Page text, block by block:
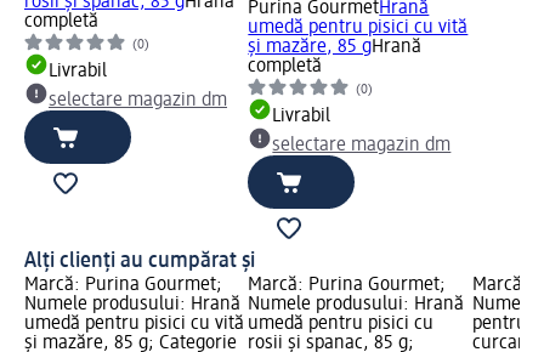
completă
(0)
Livrabil
selectare magazin dm
Purina GourmetHrană
umedă pentru pisici cu vită
şi mazăre, 85 gHrană
completă
(0)
Livrabil
selectare magazin dm
Alți clienți au cumpărat și
Marcă: Purina Gourmet;
Numele produsului: Hrană
umedă pentru pisici cu vită
şi mazăre, 85 g; Categorie
Marcă: Purina Gourmet;
Numele produsului: Hrană
umedă pentru pisici cu
rosii şi spanac, 85 g;
Marcă:
Numele
pentru
curcan,